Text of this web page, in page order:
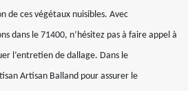
de ces végétaux nuisibles. Avec
dans le 71400, n’hésitez pas à faire appel à
l’entretien de dallage. Dans le
Artisan Balland pour assurer le